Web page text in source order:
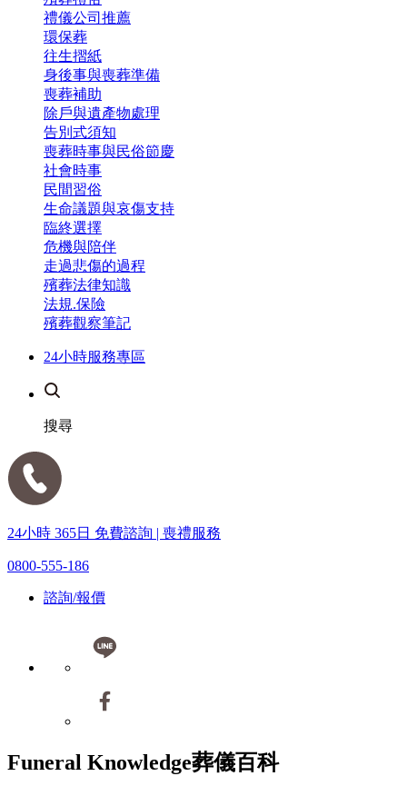
禮儀公司推薦
環保葬
往生摺紙
身後事與喪葬準備
喪葬補助
除戶與遺產物處理
告別式須知
喪葬時事與民俗節慶
社會時事
民間習俗
生命議題與哀傷支持
臨終選擇
危機與陪伴
走過悲傷的過程
殯葬法律知識
法規.保險
殯葬觀察筆記
24小時服務專區
搜尋
24小時 365日 免費諮詢 | 喪禮服務
0800-555-186
諮詢/報價
Funeral Knowledge葬儀百科